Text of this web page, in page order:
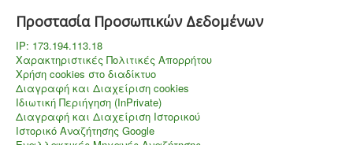
Προστασία Προσωπικών Δεδομένων
IP: 173.194.113.18
Χαρακτηριστικές Πολιτικές Απορρήτου
Χρήση cookies στο διαδίκτυο
Διαγραφή και Διαχείριση cookies
Ιδιωτική Περιήγηση (InPrivate)
Διαγραφή και Διαχείριση Ιστορικού
Ιστορικό Αναζήτησης Google